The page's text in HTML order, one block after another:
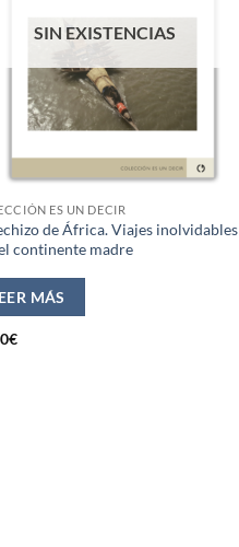
SIN EXISTENCIAS
ES UN DECIR
de África. Viajes inolvidables
continente madre
MÁS
€